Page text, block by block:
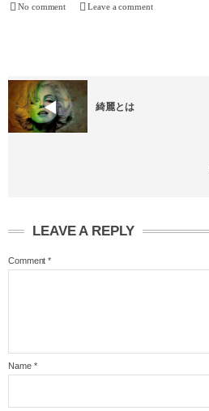
No comment Leave a comment
綺麗とは
LEAVE A REPLY
Comment *
Name *